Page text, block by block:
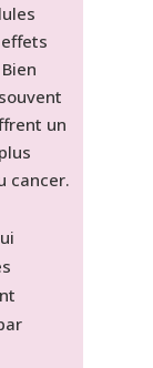
un
cancer.